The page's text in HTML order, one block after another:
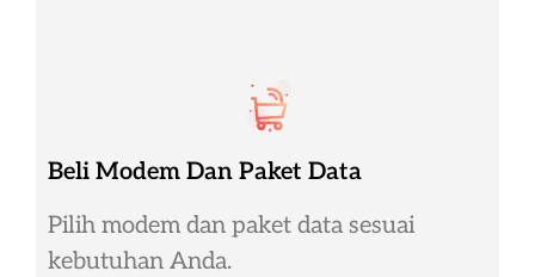
Beli Modem Dan Paket Data
Pilih modem dan paket data sesuai
kebutuhan Anda.